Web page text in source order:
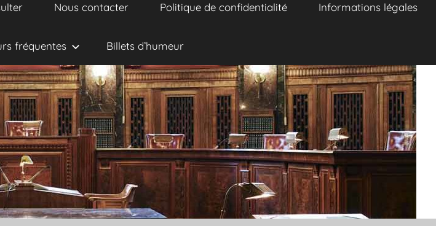
Nous contacter Politique de confidentialité Informations légales
fréquentes Billets d’humeur